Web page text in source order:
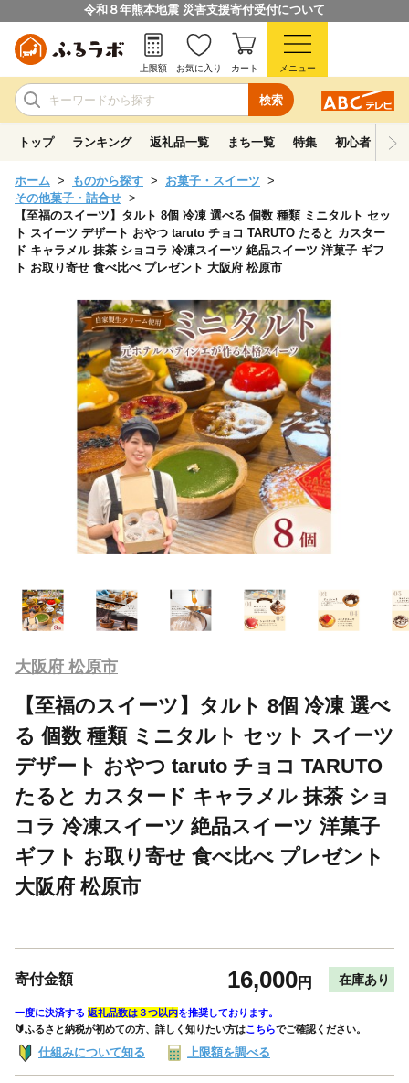
令和８年熊本地震 災害支援寄付受付について
検索
上限額 お気に入り カート メニュー
トップ ランキング 返礼品一覧 まち一覧 特集 初心者ガイド
ホーム ものから探す
お菓子・スイーツ
その他菓子・詰合せ
【至福のスイーツ】タルト 8個 冷凍 選べる 個数 種類 ミニタルト セッ
ト スイーツ デザート おやつ taruto チョコ TARUTO たると カスター
ド キャラメル 抹茶 ショコラ 冷凍スイーツ 絶品スイーツ 洋菓子 ギフ
ト お取り寄せ 食べ比べ プレゼント 大阪府 松原市
大阪府 松原市
【至福のスイーツ】タルト 8個 冷凍 選べ
る 個数 種類 ミニタルト セット スイーツ
デザート おやつ taruto チョコ TARUTO
たると カスタード キャラメル 抹茶 ショ
コラ 冷凍スイーツ 絶品スイーツ 洋菓子
ギフト お取り寄せ 食べ比べ プレゼント
大阪府 松原市
寄付金額 16,000円 在庫あり
一度に決済する 返礼品数は３つ以内を推奨しております。
🔰ふるさと納税が初めての方、詳しく知りたい方はこちらでご確認ください。
仕組みについて知る 上限額を調べる